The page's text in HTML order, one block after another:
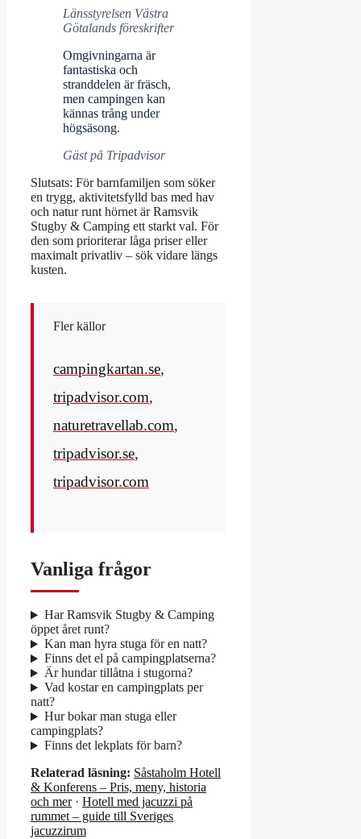
Länsstyrelsen Västra
Götalands föreskrifter
Omgivningarna är
fantastiska och
stranddelen är fräsch,
men campingen kan
kännas trång under
högsäsong.
Gäst på Tripadvisor
Slutsats: För barnfamiljen som söker
en trygg, aktivitetsfylld bas med hav
och natur runt hörnet är Ramsvik
Stugby & Camping ett starkt val. För
den som prioriterar låga priser eller
maximalt privatliv – sök vidare längs
kusten.
Fler källor
campingkartan.se,
tripadvisor.com,
naturetravellab.com,
tripadvisor.se,
tripadvisor.com
Vanliga frågor
Har Ramsvik Stugby & Camping
öppet året runt?
Kan man hyra stuga för en natt?
Finns det el på campingplatserna?
Är hundar tillåtna i stugorna?
Vad kostar en campingplats per
natt?
Hur bokar man stuga eller
campingplats?
Finns det lekplats för barn?
Relaterad läsning: Såstaholm Hotell
& Konferens – Pris, meny, historia
och mer· Hotell med jacuzzi på
rummet – guide till Sveriges
jacuzzirum